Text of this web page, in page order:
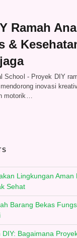
Ramah
&
School - Proyek DIY
inovasi
motorik…
Lingkungan Aman
Sehat
Barang Bekas
DIY: Bagaimana